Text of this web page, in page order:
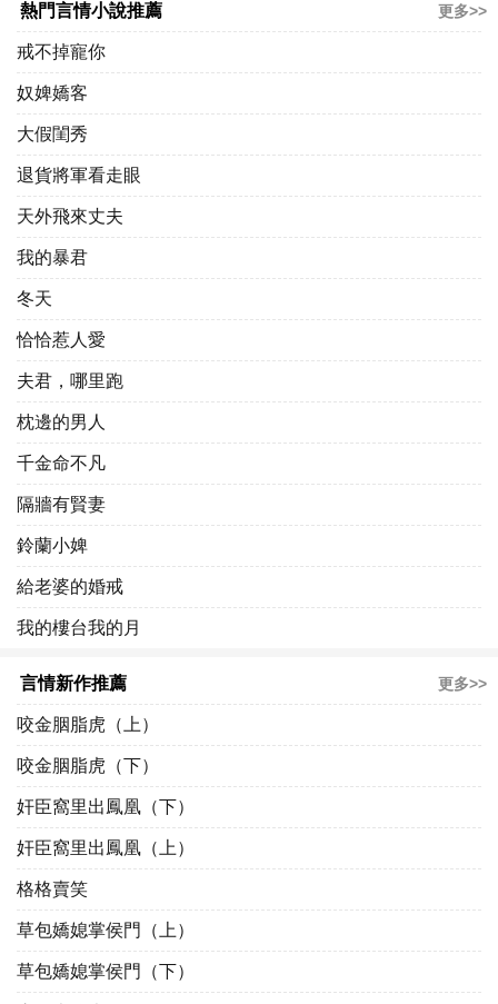
更多>>
熱門言情小說推薦
戒不掉寵你
奴婢嬌客
大假閨秀
退貨將軍看走眼
天外飛來丈夫
我的暴君
冬天
恰恰惹人愛
夫君，哪里跑
枕邊的男人
千金命不凡
隔牆有賢妻
鈴蘭小婢
給老婆的婚戒
我的樓台我的月
更多>>
言情新作推薦
咬金胭脂虎（上）
咬金胭脂虎（下）
奸臣窩里出鳳凰（下）
奸臣窩里出鳳凰（上）
格格賣笑
草包嬌媳掌侯門（上）
草包嬌媳掌侯門（下）